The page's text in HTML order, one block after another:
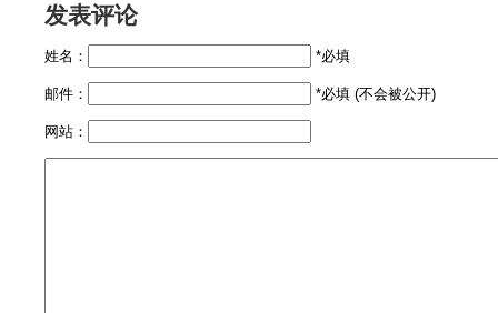
发表评论
姓名： *必填
邮件： *必填 (不会被公开)
网站：